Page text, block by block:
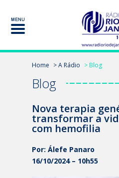
Home > A Rádio > Blog
Blog
Nova terapia
transformar a
com hemofilia
Por: Álefe Panaro
16/10/2024 – 10h55